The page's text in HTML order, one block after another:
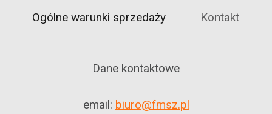
Ogólne warunki sprzedaży
Kontakt
Dane kontaktowe
email: biuro@fmsz.pl